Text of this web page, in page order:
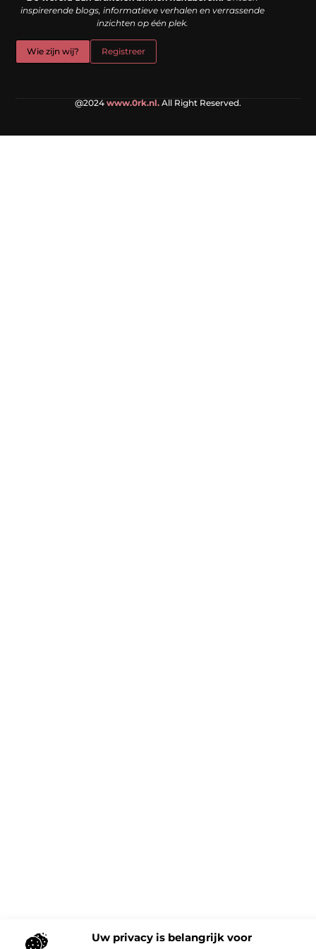
Uw privacy is belangrijk voor
inspirerende blogs, informatieve verhalen en verrassende
inzichten op één plek.
Wie zijn wij? Registreer
@2024 www.0rk.nl. All Right Reserved.